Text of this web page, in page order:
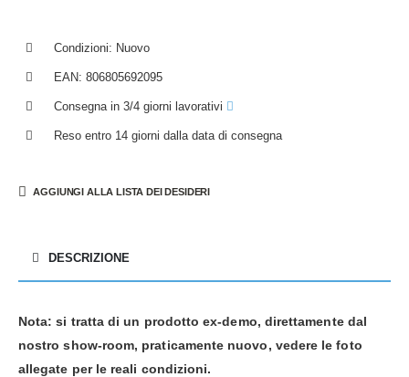
Condizioni: Nuovo
EAN: 806805692095
Consegna in 3/4 giorni lavorativi
Reso entro 14 giorni dalla data di consegna
AGGIUNGI ALLA LISTA DEI DESIDERI
DESCRIZIONE
Nota: si tratta di un prodotto ex-demo, direttamente dal
nostro show-room, praticamente nuovo, vedere le foto
allegate per le reali condizioni.